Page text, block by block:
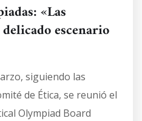
«Las
escenario
siguiendo las
de Ética, se reunió el
Olympiad Board